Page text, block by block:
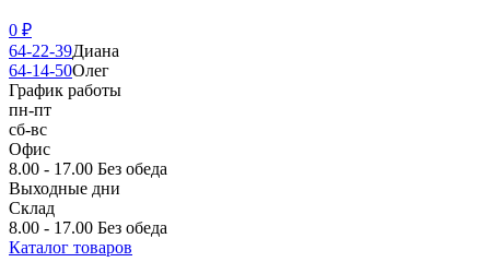
0 ₽
64-22-39Диана
64-14-50Олег
График работы
пн-пт
сб-вс
Офис
8.00 - 17.00 Без обеда
Выходные дни
Склад
8.00 - 17.00 Без обеда
Каталог товаров